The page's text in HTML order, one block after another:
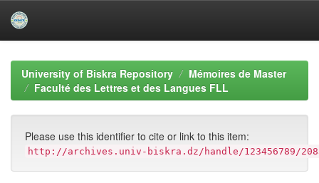
navigationUniversity of Biskra Repository
Mémoires de Master
Faculté des Lettres et des Langues FLL
Please use this identifier to cite or link to this item:
http://archives.univ-biskra.dz/handle/123456789/